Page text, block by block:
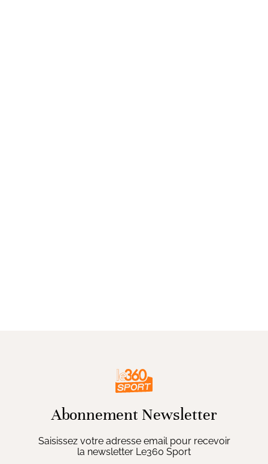
Abonnement Newsletter
Saisissez votre adresse email pour recevoir
la newsletter Le360 Sport